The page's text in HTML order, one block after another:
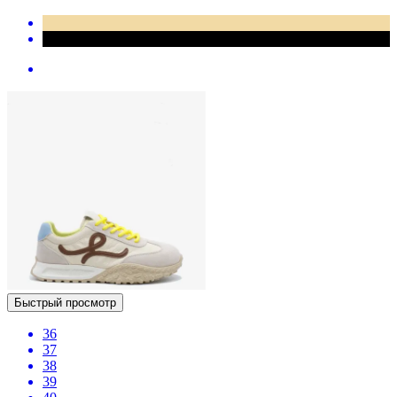
Быстрый просмотр
36
37
38
39